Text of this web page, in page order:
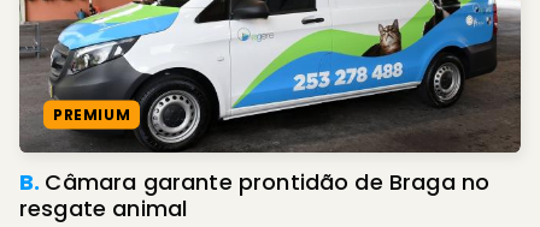
PREMIUM
B. Câmara garante prontidão de Braga no
resgate animal